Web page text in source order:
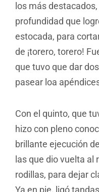
los más
profundidad que
estocada, para
de ¡torero, torero!
que tuvo que dar
pasear loa
Con el quinto, que
hizo con pleno
brillante ejecución
las que dio vuelta al
rodillas, para dejar
Ya en pie, ligó